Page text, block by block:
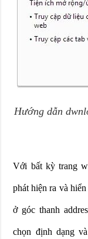
Hướng dẫn
Với bất kỳ trang
phát hiện ra và
ở góc thanh
chọn định dạng